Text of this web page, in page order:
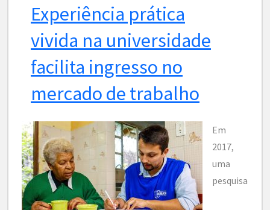
Experiência prática
vivida na universidade
facilita ingresso no
mercado de trabalho
Em
2017,
uma
pesquisa